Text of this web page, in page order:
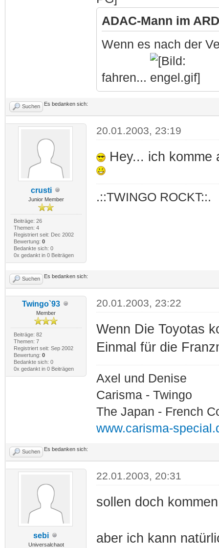
ADAC-Mann im
Wenn es nach der
fahren...
Suchen Es bedanken sich:
crusti
Junior Member
Beiträge: 26
Themen: 4
Registriert seit: Dec 2002
Bewertung: 0
Bedankte sich: 0
0x gedankt in 0 Beiträgen
20.01.2003, 23:19
Hey... ich komme
.::TWINGO ROCKT::.
Suchen Es bedanken sich:
Twingo`93
Member
Beiträge: 82
Themen: 7
Registriert seit: Sep 2002
Bewertung: 0
Bedankte sich: 0
0x gedankt in 0 Beiträgen
20.01.2003, 23:22
Wenn Die Toyotas
Einmal für die
Axel und Denise
Carisma - Twingo
The Japan - French
www.carisma-
Suchen Es bedanken sich:
sebi
Universalchaot
22.01.2003, 20:31
sollen doch
aber ich kann